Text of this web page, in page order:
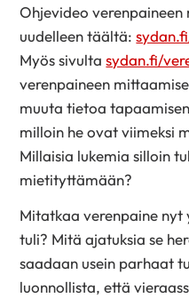
Ohjevideo
uudelleen täältä:
Myös sivultasydan.fi/
verenpaineen
muuta tietoa
milloin he ovat viimeksi
Millaisia lukemia silloin
mietityttämään?
Mitatkaa verenpaine nyt
tuli? Mitä ajatuksia se
saadaan usein parhaat
luonnollista, että